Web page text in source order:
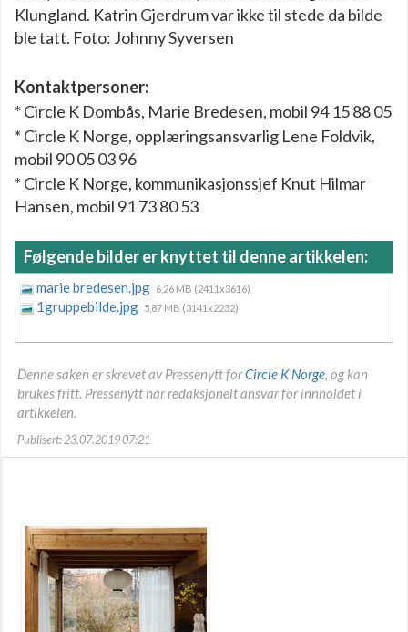
Klungland. Katrin Gjerdrum var ikke til stede da bilde
ble tatt. Foto: Johnny Syversen
Kontaktpersoner:
* Circle K Dombås, Marie Bredesen, mobil 94 15 88 05
* Circle K Norge, opplæringsansvarlig Lene Foldvik,
mobil 90 05 03 96
* Circle K Norge, kommunikasjonssjef Knut Hilmar
Hansen, mobil 91 73 80 53
Følgende bilder er knyttet til denne artikkelen:
marie bredesen.jpg 6,26 MB (2411x3616)
1gruppebilde.jpg 5,87 MB (3141x2232)
Denne saken er skrevet av Pressenytt forCircle K Norge , og kan
brukes fritt. Pressenytt har redaksjonelt ansvar for innholdet i
artikkelen.
Publisert: 23.07.2019 07:21